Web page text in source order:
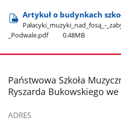
Artykuł o budynkach
Pałacyki​_muzyki​_nad​_fosą​_-​
_Podwale.pdf
0.48MB
stopka
Państwowa Szkoła
Ryszarda Bukowskiego we
ADRES